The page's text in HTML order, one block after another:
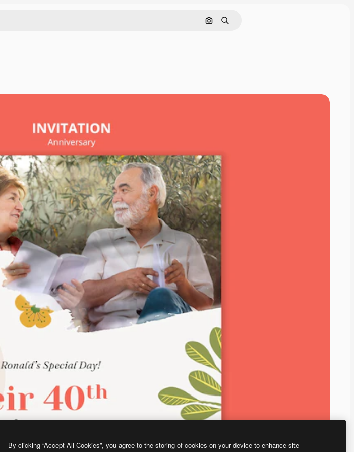
画像で検索
検索
By clicking “Accept All Cookies”, you agree to the storing of cookies on your device to enhance site